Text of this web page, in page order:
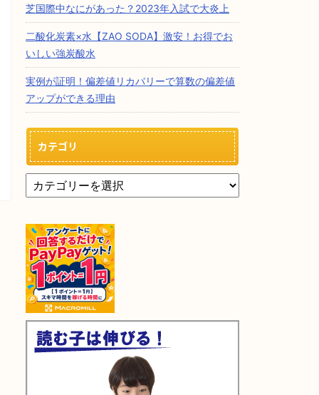
芝国際中なにがあった？2023年入試で大炎上
二酸化炭素×水【ZAO SODA】激安！お得でお
いしい強炭酸水
実例が証明！偏差値リカバリーで算数の偏差値
アップができる理由
カテゴリ